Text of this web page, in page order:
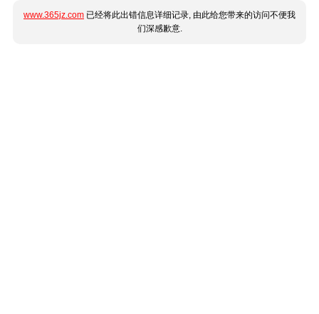
www.365jz.com 已经将此出错信息详细记录, 由此给您带来的访问不便我
们深感歉意.